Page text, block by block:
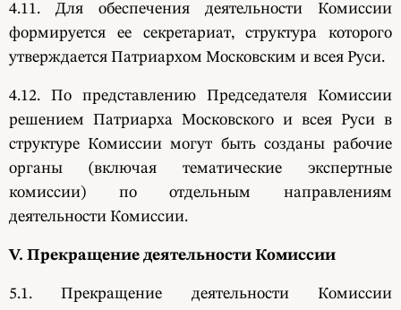
4.11. Для обеспечения деятельности Комиссии
формируется ее секретариат, структура которого
утверждается Патриархом Московским и всея Руси.
4.12. По представлению Председателя Комиссии
решением Патриарха Московского и всея Руси в
структуре Комиссии могут быть созданы рабочие
органы (включая тематические экспертные
комиссии) по отдельным направлениям
деятельности Комиссии.
V. Прекращение деятельности Комиссии
5.1. Прекращение деятельности Комиссии